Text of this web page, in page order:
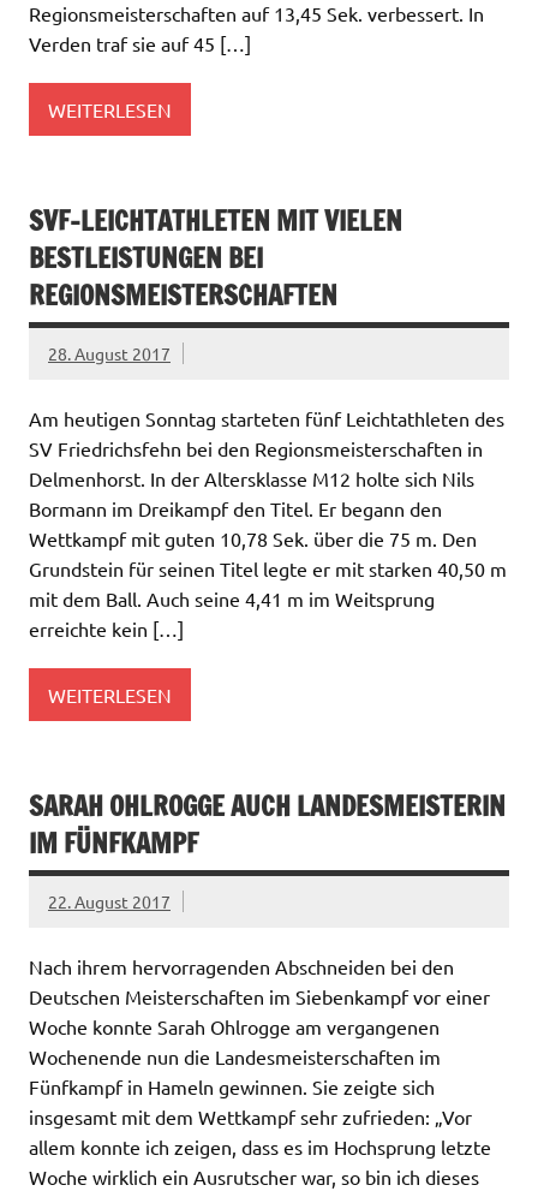
Regionsmeisterschaften auf 13,45 Sek. verbessert. In
Verden traf sie auf 45 […]
WEITERLESEN
SVF-LEICHTATHLETEN MIT VIELEN
BESTLEISTUNGEN BEI
REGIONSMEISTERSCHAFTEN
28. August 2017
Am heutigen Sonntag starteten fünf Leichtathleten des
SV Friedrichsfehn bei den Regionsmeisterschaften in
Delmenhorst. In der Altersklasse M12 holte sich Nils
Bormann im Dreikampf den Titel. Er begann den
Wettkampf mit guten 10,78 Sek. über die 75 m. Den
Grundstein für seinen Titel legte er mit starken 40,50 m
mit dem Ball. Auch seine 4,41 m im Weitsprung
erreichte kein […]
WEITERLESEN
SARAH OHLROGGE AUCH LANDESMEISTERIN
IM FÜNFKAMPF
22. August 2017
Nach ihrem hervorragenden Abschneiden bei den
Deutschen Meisterschaften im Siebenkampf vor einer
Woche konnte Sarah Ohlrogge am vergangenen
Wochenende nun die Landesmeisterschaften im
Fünfkampf in Hameln gewinnen. Sie zeigte sich
insgesamt mit dem Wettkampf sehr zufrieden: „Vor
allem konnte ich zeigen, dass es im Hochsprung letzte
Woche wirklich ein Ausrutscher war, so bin ich dieses